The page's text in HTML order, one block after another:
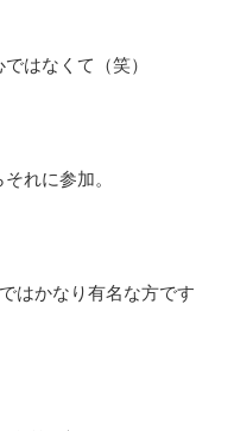
はなくて（笑）
れに参加。
はかなり有名な方です